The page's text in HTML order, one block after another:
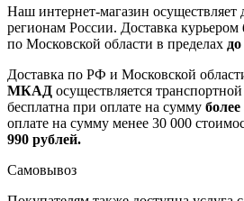
Наш интернет-магазин осуществляет
регионам России. Доставка курьером
по Московской области в пределах
Доставка по РФ и Московской
МКАД осуществляется
бесплатна при оплате на сумму
оплате на сумму менее 30 000
990 рублей.
Самовывоз